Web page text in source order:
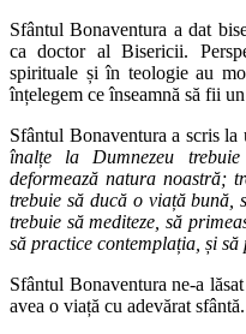
Sfântul Bonaventura a dat
ca doctor al Bisericii.
spirituale și în teologie au
înțelegem ce înseamnă să fii
Sfântul Bonaventura a scris
înalțe la Dumnezeu
deformează natura noastră;
trebuie să ducă o viață bună,
trebuie să mediteze, să
să practice contemplația, și
Sfântul Bonaventura ne-a
avea o viață cu adevărat sfântă.